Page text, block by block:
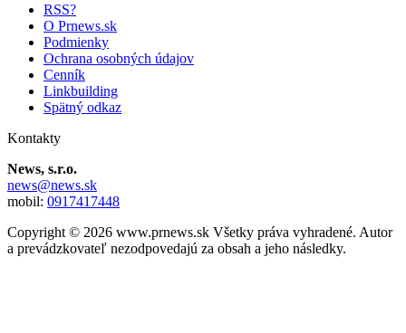
RSS?
O Prnews.sk
Podmienky
Ochrana osobných údajov
Cenník
Linkbuilding
Spätný odkaz
Kontakty
News, s.r.o.
news@news.sk
mobil: 0917417448
Copyright © 2026 www.prnews.sk Všetky práva vyhradené. Autor
a prevádzkovateľ nezodpovedajú za obsah a jeho následky.